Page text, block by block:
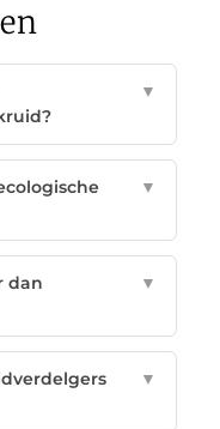
▼
▼
dan
▼
▼